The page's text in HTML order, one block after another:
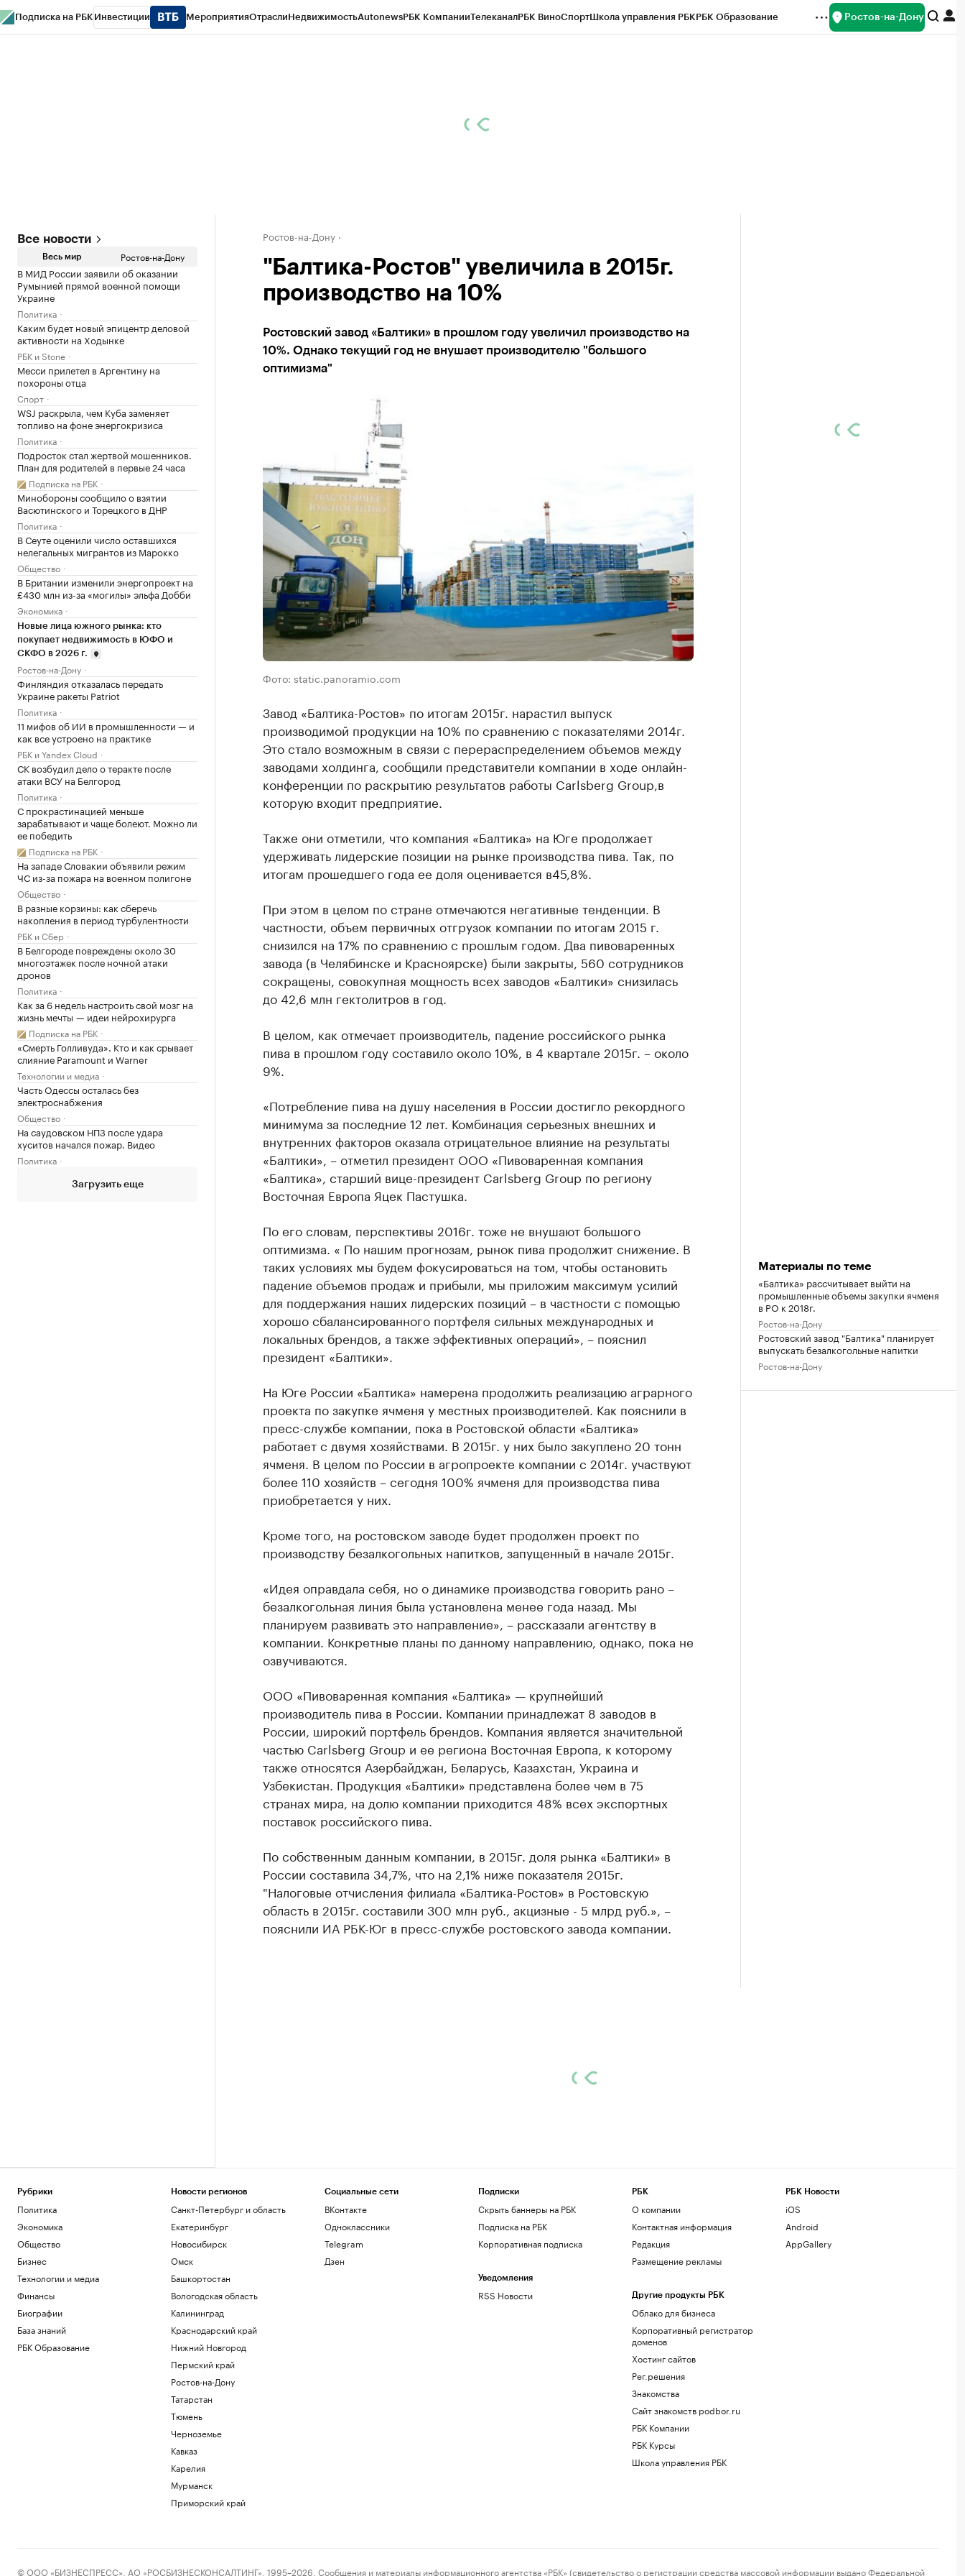
Подписка на РБК Инвестиции МероприятияОтраслиНедвижимостьAutonewsРБК КомпанииТелеканалРБК ВиноСпортШкола управления РБКРБК Образование Ростов-на-Дону
Все новости
Весь мир Ростов-на-Дону
В МИД России заявили об оказании
Румынией прямой военной помощи
Украине
Политика
Каким будет новый эпицентр деловой
активности на Ходынке
РБК и Stone
Месси прилетел в Аргентину на
похороны отца
Спорт
WSJ раскрыла, чем Куба заменяет
топливо на фоне энергокризиса
Политика
Подросток стал жертвой мошенников.
План для родителей в первые 24 часа
Подписка на РБК
Минобороны сообщило о взятии
Васютинского и Торецкого в ДНР
Политика
В Сеуте оценили число оставшихся
нелегальных мигрантов из Марокко
Общество
В Британии изменили энергопроект на
£430 млн из-за «могилы» эльфа Добби
Экономика
Новые лица южного рынка: кто
покупает недвижимость в ЮФО и
СКФО в 2026 г.
Ростов-на-Дону
Финляндия отказалась передать
Украине ракеты Patriot
Политика
11 мифов об ИИ в промышленности — и
как все устроено на практике
РБК и Yandex Cloud
СК возбудил дело о теракте после
атаки ВСУ на Белгород
Политика
С прокрастинацией меньше
зарабатывают и чаще болеют. Можно ли
ее победить
Подписка на РБК
На западе Словакии объявили режим
ЧС из-за пожара на военном полигоне
Общество
В разные корзины: как сберечь
накопления в период турбулентности
РБК и Сбер
В Белгороде повреждены около 30
многоэтажек после ночной атаки
дронов
Политика
Как за 6 недель настроить свой мозг на
жизнь мечты — идеи нейрохирурга
Подписка на РБК
«Смерть Голливуда». Кто и как срывает
слияние Paramount и Warner
Технологии и медиа
Часть Одессы осталась без
электроснабжения
Общество
На саудовском НПЗ после удара
хуситов начался пожар. Видео
Политика
Загрузить еще
Ростов-на-Дону
"Балтика-Ростов" увеличила в 2015г.
производство на 10%
Ростовский завод «Балтики» в прошлом году увеличил производство на
10%. Однако текущий год не внушает производителю "большого
оптимизма"
Фото: static.panoramio.com
Завод «Балтика-Ростов» по итогам 2015г. нарастил выпуск
производимой продукции на 10% по сравнению с показателями 2014г.
Это стало возможным в связи с перераспределением объемов между
заводами холдинга, сообщили представители компании в ходе онлайн-
конференции по раскрытию результатов работы Carlsberg Group,в
которую входит предприятие.
Также они отметили, что компания «Балтика» на Юге продолжает
удерживать лидерские позиции на рынке производства пива. Так, по
итогам прошедшего года ее доля оценивается в45,8%.
При этом в целом по стране отмечаются негативные тенденции. В
частности, объем первичных отгрузок компании по итогам 2015 г.
снизился на 17% по сравнению с прошлым годом. Два пивоваренных
завода (в Челябинске и Красноярске) были закрыты, 560 сотрудников
сокращены, совокупная мощность всех заводов «Балтики» снизилась
до 42,6 млн гектолитров в год.
В целом, как отмечает производитель, падение российского рынка
пива в прошлом году составило около 10%, в 4 квартале 2015г. – около
9%.
«Потребление пива на душу населения в России достигло рекордного
минимума за последние 12 лет. Комбинация серьезных внешних и
внутренних факторов оказала отрицательное влияние на результаты
«Балтики», – отметил президент ООО «Пивоваренная компания
«Балтика», старший вице-президент Carlsberg Group по региону
Восточная Европа Яцек Пастушка.
По его словам, перспективы 2016г. тоже не внушают большого
оптимизма. « По нашим прогнозам, рынок пива продолжит снижение. В
таких условиях мы будем фокусироваться на том, чтобы остановить
падение объемов продаж и прибыли, мы приложим максимум усилий
для поддержания наших лидерских позиций – в частности с помощью
хорошо сбалансированного портфеля сильных международных и
локальных брендов, а также эффективных операций», – пояснил
президент «Балтики».
На Юге России «Балтика» намерена продолжить реализацию аграрного
проекта по закупке ячменя у местных производителей. Как пояснили в
пресс-службе компании, пока в Ростовской области «Балтика»
работает с двумя хозяйствами. В 2015г. у них было закуплено 20 тонн
ячменя. В целом по России в агропроекте компании с 2014г. участвуют
более 110 хозяйств – сегодня 100% ячменя для производства пива
приобретается у них.
Кроме того, на ростовском заводе будет продолжен проект по
производству безалкогольных напитков, запущенный в начале 2015г.
«Идея оправдала себя, но о динамике производства говорить рано –
безалкогольная линия была установлена менее года назад. Мы
планируем развивать это направление», – рассказали агентству в
компании. Конкретные планы по данному направлению, однако, пока не
озвучиваются.
ООО «Пивоваренная компания «Балтика» — крупнейший
производитель пива в России. Компании принадлежат 8 заводов в
России, широкий портфель брендов. Компания является значительной
частью Carlsberg Group и ее региона Восточная Европа, к которому
также относятся Азербайджан, Беларусь, Казахстан, Украина и
Узбекистан. Продукция «Балтики» представлена более чем в 75
странах мира, на долю компании приходится 48% всех экспортных
поставок российского пива.
По собственным данным компании, в 2015г. доля рынка «Балтики» в
России составила 34,7%, что на 2,1% ниже показателя 2015г.
"Налоговые отчисления филиала «Балтика-Ростов» в Ростовскую
область в 2015г. составили 300 млн руб., акцизные - 5 млрд руб.», –
пояснили ИА РБК-Юг в пресс-службе ростовского завода компании.
Материалы по теме
«Балтика» рассчитывает выйти на
промышленные объемы закупки ячменя
в РО к 2018г.
Ростов-на-Дону
Ростовский завод "Балтика" планирует
выпускать безалкогольные напитки
Ростов-на-Дону
Рубрики
Политика
Экономика
Общество
Бизнес
Технологии и медиа
Финансы
Биографии
База знаний
РБК Образование
Новости регионов
Санкт-Петербург и область
Екатеринбург
Новосибирск
Омск
Башкортостан
Вологодская область
Калининград
Краснодарский край
Нижний Новгород
Пермский край
Ростов-на-Дону
Татарстан
Тюмень
Черноземье
Кавказ
Карелия
Мурманск
Приморский край
Социальные сети
ВКонтакте
Одноклассники
Telegram
Дзен
Подписки
Скрыть баннеры на РБК
Подписка на РБК
Корпоративная подписка
Уведомления
RSS Новости
РБК
О компании
Контактная информация
Редакция
Размещение рекламы
Другие продукты РБК
Облако для бизнеса
Корпоративный регистратор
доменов
Хостинг сайтов
Рег.решения
Знакомства
Сайт знакомств podbor.ru
РБК Компании
РБК Курсы
Школа управления РБК
РБК Новости
iOS
Android
AppGallery
© ООО «БИЗНЕСПРЕСС», АО «РОСБИЗНЕСКОНСАЛТИНГ», 1995–2026. Сообщения и материалы информационного агентства «РБК» (свидетельство о регистрации средства массовой информации выдано Федеральной